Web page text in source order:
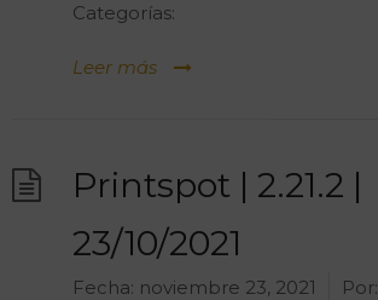
Categorías:
Leer más
Printspot | 2.21.2 |
23/10/2021
Fecha: noviembre 23, 2021 Por: